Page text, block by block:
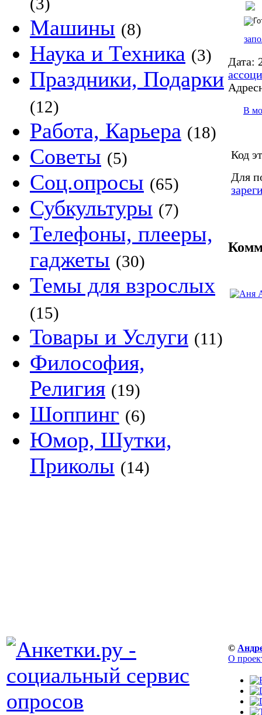
Машины (8)
Наука и Техника (3)
Праздники, Подарки
(12)
Работа, Карьера (18)
Советы (5)
Соц.опросы (65)
Субкультуры (7)
Телефоны, плееры,
гаджеты (30)
Темы для взрослых
(15)
Товары и Услуги (11)
Философия,
Религия (19)
Шоппинг (6)
Юмор, Шутки,
Приколы (14)
Дата:
В
Код
Для
©
О